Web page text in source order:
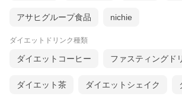
アサヒグループ食品 nichie
ダイエットドリンク種類
ダイエットコーヒー ファスティングド
ダイエット茶 ダイエットシェイク